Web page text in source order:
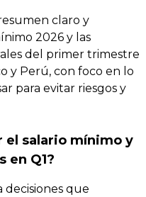
claro y
2026 y las
del primer trimestre
y Perú, con foco en lo
para evitar riesgos y
el salario mínimo y
en Q1?
que